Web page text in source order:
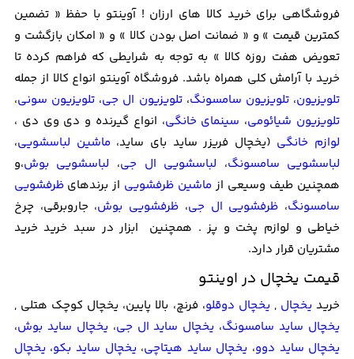
فروشگاهی برای خرید کالا های ارزان ! آوینتو با حفظ « تضمین
کمترین قیمت » و « ضمانت اصل بودن کالا » و « امکان بازگشت و
تعویض هفت روزه کالا » به توجه به شرایطی که فراهم کرده تا
خرید با آرامش کلی همراه باشد. فروشگاه آوینتو انواع کالا از جمله
تلویزیون،تلویزیون سامسونگ،تلویزیون ال جی، تلویزیون سونی،
تلویزیون شیائومی، سینمای خانگی، انواع گیرنده و دی وی دی ،
لوازم خانگی (یخچال فریزر ساید بای ساید، ماشین لباسشویی،
لباسشویی سامسونگ، لباسشویی ال جی، لباسشویی بوش،و
همچنین طیف وسیعی از ماشین ظرفشویی از برندهایظرفشویی
سامسونگ، ظرفشویی ال جی، ظرفشویی بوش، جاروبرقی، چرخ
خیاطی و لوازم پخت و پز . همچنین ابزار در سبد خرید خرید
مشتریان قرار دارد.
قیمت یخچال در اوینتو
خرید یخچال , یخچال دوقلو، فرنچ، بالا پایین، یخچال کوچک هتلی ,
یخچال ساید سامسونگ، یخچال ساید ال جی، یخچال ساید بوش،
یخچال ساید دوو، یخچال ساید هیتاچی، یخچال ساید بکو، یخچال